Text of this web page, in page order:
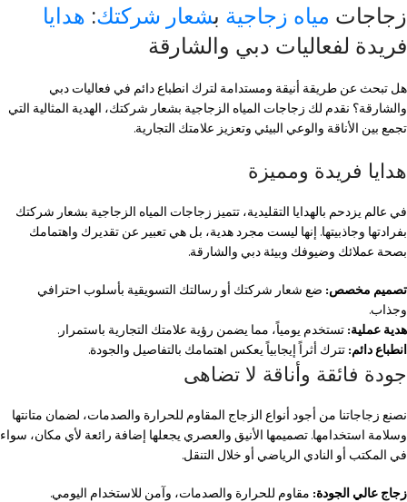
زجاجات مياه زجاجية بشعار شركتك: هدايا
فريدة لفعاليات دبي والشارقة
هل تبحث عن طريقة أنيقة ومستدامة لترك انطباع دائم في فعاليات دبي
والشارقة؟ نقدم لك زجاجات المياه الزجاجية بشعار شركتك، الهدية المثالية التي
تجمع بين الأناقة والوعي البيئي وتعزيز علامتك التجارية.
هدايا فريدة ومميزة
في عالم يزدحم بالهدايا التقليدية، تتميز زجاجات المياه الزجاجية بشعار شركتك
بفرادتها وجاذبيتها. إنها ليست مجرد هدية، بل هي تعبير عن تقديرك واهتمامك
بصحة عملائك وضيوفك وبيئة دبي والشارقة.
تصميم مخصص: ضع شعار شركتك أو رسالتك التسويقية بأسلوب احترافي
وجذاب.
هدية عملية: تستخدم يومياً، مما يضمن رؤية علامتك التجارية باستمرار.
انطباع دائم: تترك أثراً إيجابياً يعكس اهتمامك بالتفاصيل والجودة.
جودة فائقة وأناقة لا تضاهى
نصنع زجاجاتنا من أجود أنواع الزجاج المقاوم للحرارة والصدمات، لضمان متانتها
وسلامة استخدامها. تصميمها الأنيق والعصري يجعلها إضافة رائعة لأي مكان، سواء
في المكتب أو النادي الرياضي أو خلال التنقل.
زجاج عالي الجودة: مقاوم للحرارة والصدمات، وآمن للاستخدام اليومي.